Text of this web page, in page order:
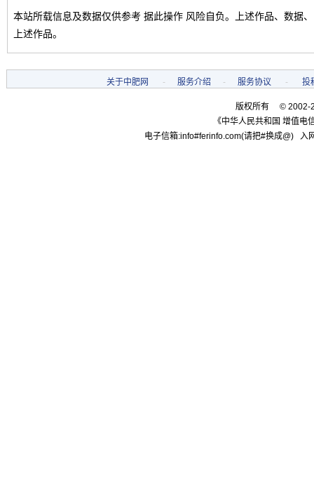
本站所载信息及数据仅供参考 据此操作 风险自负。上述作品、数据
上述作品。
关于中肥网 - 服务介绍 - 服务协议 - 投
版权所有 © 2002-
《中华人民共和国 增值电
电子信箱:info#ferinfo.com(请把#换成@)